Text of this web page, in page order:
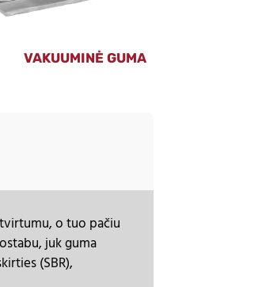
VAKUUMINĖ GUMA
o tuo pačiu
juk guma
(SBR),